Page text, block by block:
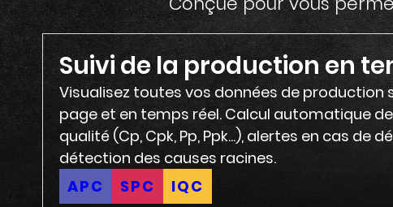
Suivi de la production en
Visualisez toutes vos données de production
page et en temps réel. Calcul automatique
qualité (Cp, Cpk, Pp, Ppk...), alertes en cas de
détection des causes racines.
APC
SPC IQC